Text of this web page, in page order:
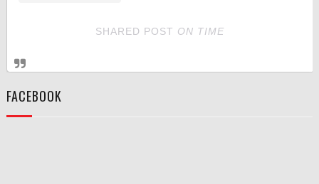
SHARED POST ON TIME
FACEBOOK